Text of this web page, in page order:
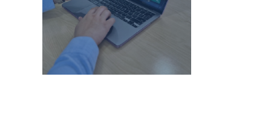
Se coordina todo el
proceso y se
establecen los
detalles finales.​